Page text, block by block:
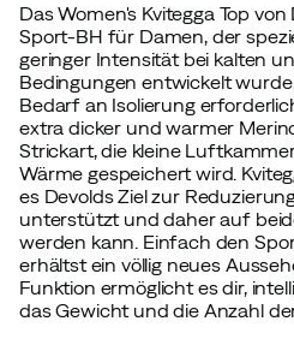
Das Women's Kvitegga Top
Sport-BH für Damen, der
geringer Intensität bei kalten
Bedingungen entwickelt
Bedarf an Isolierung
extra dicker und warmer
Strickart, die kleine
Wärme gespeichert wird.
es Devolds Ziel zur
unterstützt und daher auf
werden kann. Einfach den
erhältst ein völlig neues
Funktion ermöglicht es dir,
das Gewicht und die Anzahl